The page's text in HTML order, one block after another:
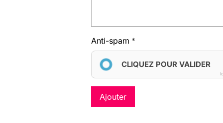
Anti-spam
CLIQUEZ POUR VALIDER
Ajouter